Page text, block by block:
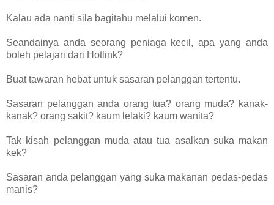
Kalau ada nanti sila bagitahu melalui komen.
Seandainya anda seorang peniaga kecil, apa yang anda
boleh pelajari dari Hotlink?
Buat tawaran hebat untuk sasaran pelanggan tertentu.
Sasaran pelanggan anda orang tua? orang muda? kanak-
kanak? orang sakit? kaum lelaki? kaum wanita?
Tak kisah pelanggan muda atau tua asalkan suka makan
kek?
Sasaran anda pelanggan yang suka makanan pedas-pedas
manis?